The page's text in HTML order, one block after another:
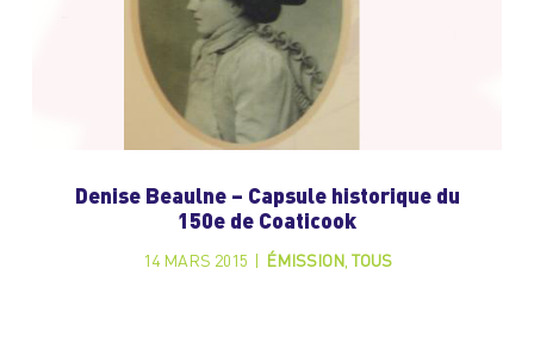
Denise Beaulne – Capsule historique du
150e de Coaticook
14 MARS 2015 ÉMISSION , TOUS